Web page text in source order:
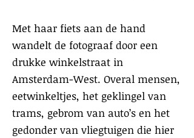
Met haar fiets aan de hand
wandelt de fotograaf door een
drukke winkelstraat in
Amsterdam-West. Overal mensen,
eetwinkeltjes, het geklingel van
trams, gebrom van auto’s en het
gedonder van vliegtuigen die hier